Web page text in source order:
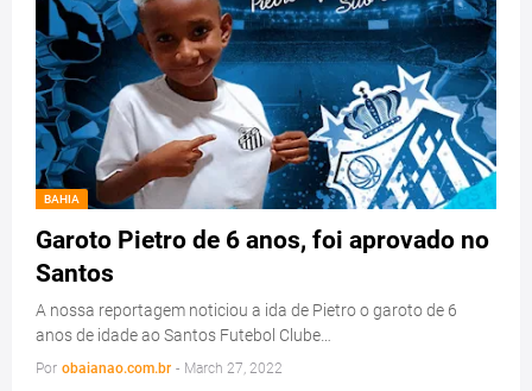
BAHIA
Garoto Pietro de 6 anos, foi aprovado no
Santos
A nossa reportagem noticiou a ida de Pietro o garoto de 6
anos de idade ao Santos Futebol Clube…
Por obaianao.com.br - March 27, 2022